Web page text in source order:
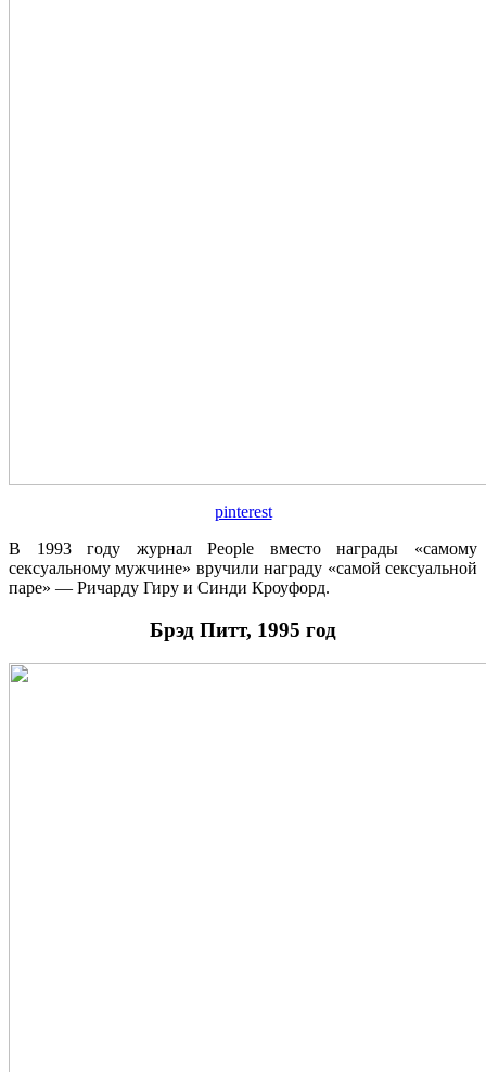
pinterest
В 1993 году журнал People вместо награды «самому
сексуальному мужчине» вручили награду «самой сексуальной
паре» — Ричарду Гиру и Синди Кроуфорд.
Брэд Питт, 1995 год